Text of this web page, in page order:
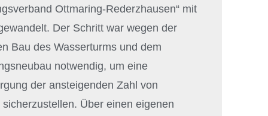
Ottmaring-Rederzhausen“ mit
Der Schritt war wegen der
Bau des Wasserturms und dem
notwendig, um eine
der ansteigenden Zahl von
Über einen eigenen